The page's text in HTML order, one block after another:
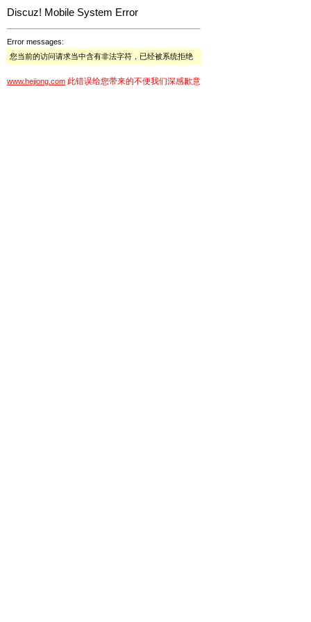
Discuz! Mobile System Error
Error messages:
您当前的访问请求当中含有非法字符，已经被系统拒绝
www.hejiong.com 此错误给您带来的不便我们深感歉意